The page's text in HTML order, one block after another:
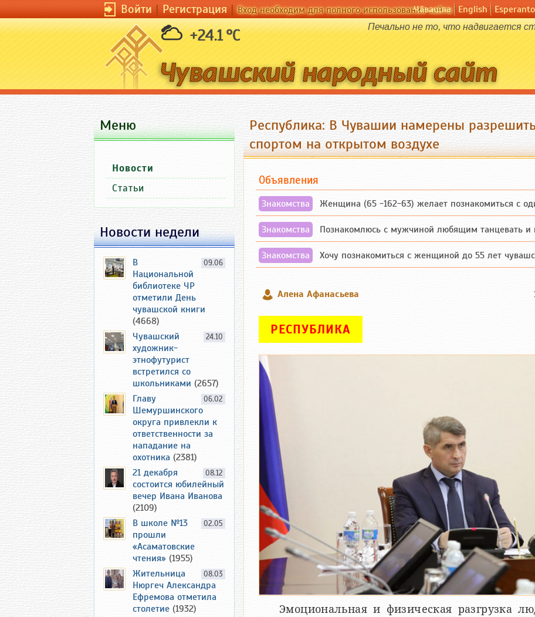
Войти|Регистрация|Вход необходим для полного использования сайта
Чӑвашла English Esperanto
+24.1 °C Печально не то, что надвигается
Республика: В Чувашии намерены
спортом на открытом воздухе
Объявления
Знакомства Женщина (65 -162-63) желает познакомиться с
Знакомства Познакомлюсь с мужчиной любящим танцевать и
Знакомства Хочу познакомиться с женщиной до 55 лет чувашской
Алена Афанасьева
РЕСПУБЛИКА
Эмоциональная и физическая разгрузка
Меню
Новости
Статьи
Новости недели
09.06
В
Национальной
библиотеке ЧР
отметили День
чувашской книги
(4668)
24.10
Чувашский
художник-
этнофутурист
встретился со
школьниками (2657)
06.02
Главу
Шемуршинского
округа привлекли к
ответственности за
нападание на
охотника (2381)
08.12
21 декабря
состоится юбилейный
вечер Ивана Иванова
(2109)
02.05
В школе №13
прошли
«Асаматовские
чтения» (1955)
08.03
Жительница
Нюргеч Александра
Ефремова отметила
столетие (1932)